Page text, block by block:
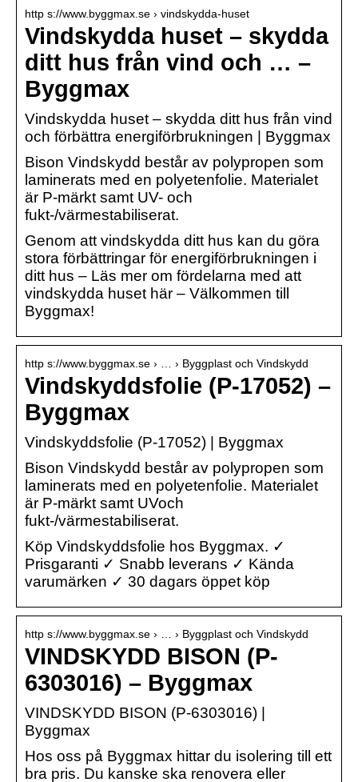
http s://www.byggmax.se › vindskydda-huset
Vindskydda huset – skydda
ditt hus från vind och … –
Byggmax
Vindskydda huset – skydda ditt hus från vind
och förbättra energiförbrukningen | Byggmax
Bison Vindskydd består av polypropen som
laminerats med en polyetenfolie. Materialet
är P-märkt samt UV- och
fukt-/värmestabiliserat.
Genom att vindskydda ditt hus kan du göra
stora förbättringar för energiförbrukningen i
ditt hus – Läs mer om fördelarna med att
vindskydda huset här – Välkommen till
Byggmax!
http s://www.byggmax.se › … › Byggplast och Vindskydd
Vindskyddsfolie (P-17052) –
Byggmax
Vindskyddsfolie (P-17052) | Byggmax
Bison Vindskydd består av polypropen som
laminerats med en polyetenfolie. Materialet
är P-märkt samt UVoch
fukt-/värmestabiliserat.
Köp Vindskyddsfolie hos Byggmax. ✓
Prisgaranti ✓ Snabb leverans ✓ Kända
varumärken ✓ 30 dagars öppet köp
http s://www.byggmax.se › … › Byggplast och Vindskydd
VINDSKYDD BISON (P-
6303016) – Byggmax
VINDSKYDD BISON (P-6303016) |
Byggmax
Hos oss på Byggmax hittar du isolering till ett
bra pris. Du kanske ska renovera eller